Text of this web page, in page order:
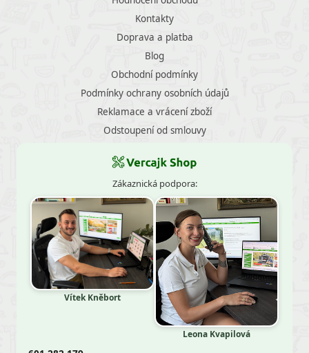
Kontakty
Doprava a platba
Blog
Obchodní podmínky
Podmínky ochrany osobních údajů
Reklamace a vrácení zboží
Odstoupení od smlouvy
Zákaznická podpora:
Vítek Kněbort
Leona Kvapilová